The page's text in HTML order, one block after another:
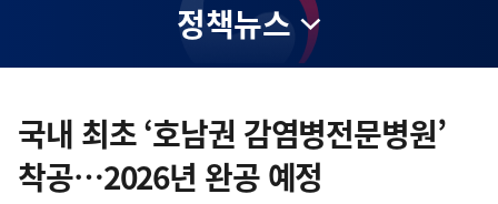
정책뉴스
텐
츠
영
국내 최초 ‘호남권 감염병전문병원’
착공…2026년 완공 예정